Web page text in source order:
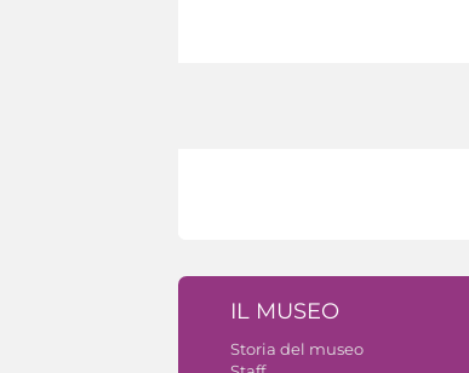
IL MUSEO
Storia del museo